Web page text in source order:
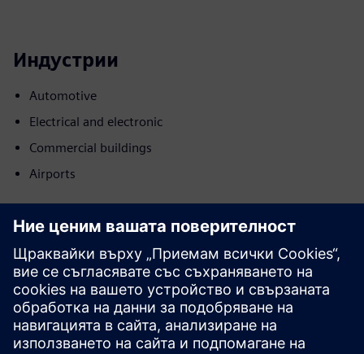
Индустрии
Automotive
Electrical and electronic
Commercial buildings
Airports
Движение
Build
Разширява или надгражда продукт/решение на Siemens
Xcelerator чрез създаване на нов продукт или създава
ново клиентско решение чрез интегриране на
продукта на Siemens Xcelerator и собствен продукт